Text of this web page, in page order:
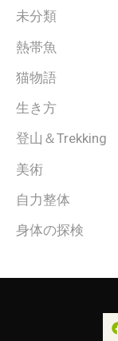
未分類
熱帯魚
猫物語
生き方
登山＆Trekking
美術
自力整体
身体の探検